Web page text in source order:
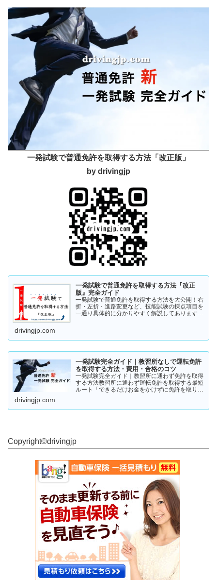
一発試験で普通免許を取得する方法「改正版」
by drivingjp
一発試験で普通免許を取得する方法『改正
版』完全ガイド
一発試験で普通免許を取得する方法を大公開！右
折・左折・進路変更など、技能試験の採点項目を
一通り具体的に分かりやすく解説してあります。
drivingjp.com
一発試験完全ガイド｜教習所なしで運転免許
を取得する方法・費用・合格のコツ
一発試験完全ガイド｜教習所に通わず免許を取得
する方法教習所に通わず運転免許を取得する最短
ルート「できるだけお金をかけずに免許を取りた
試験（飛び込み試験...
drivingjp.com
Copyright©︎drivingjp